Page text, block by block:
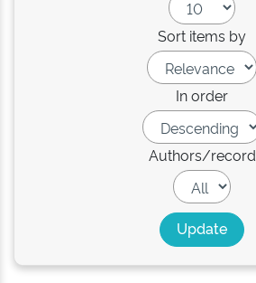
Sort items by
In order
Authors/record